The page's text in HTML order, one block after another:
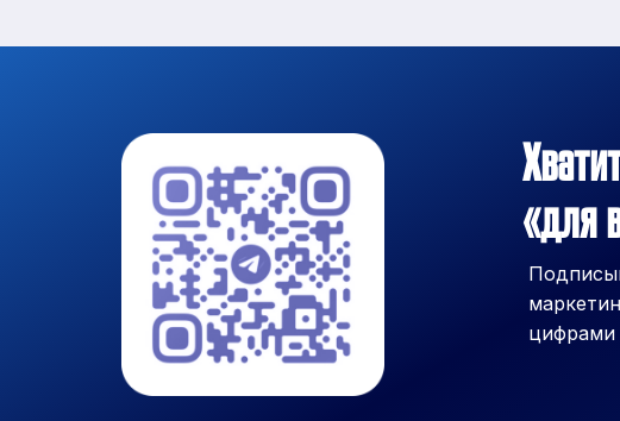
«для
цифрами